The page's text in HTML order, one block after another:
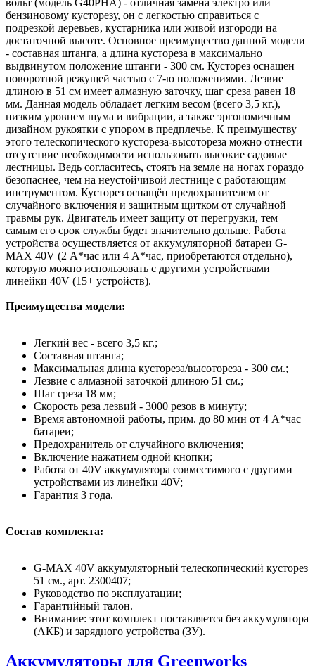
вольт (модель G40PHA) - отличная замена электро или
бензиновому кусторезу, он с легкостью справиться с
подрезкой деревьев, кустарника или живой изгороди на
достаточной высоте. Основное преимущество данной модели
- составная штанга, а длина кустореза в максимально
выдвинутом положение штанги - 300 см. Кусторез оснащен
поворотной режущей частью с 7-ю положениями. Лезвие
длиною в 51 см имеет алмазную заточку, шаг среза равен 18
мм. Данная модель обладает легким весом (всего 3,5 кг.),
низким уровнем шума и вибрации, а также эргономичным
дизайном рукоятки с упором в предплечье. К преимуществу
этого телескопического кустореза-высотореза можно отнести
отсутствие необходимости использовать высокие садовые
лестницы. Ведь согласитесь, стоять на земле на ногах гораздо
безопаснее, чем на неустойчивой лестнице с работающим
инструментом. Кусторез оснащён предохранителем от
случайного включения и защитным щитком от случайной
травмы рук. Двигатель имеет защиту от перегрузки, тем
самым его срок службы будет значительно дольше. Работа
устройства осуществляется от аккумуляторной батареи G-
MAX 40V (2 А*час или 4 А*час, приобретаются отдельно),
которую можно использовать с другими устройствами
линейки 40V (15+ устройств).
Преимущества модели:
Легкий вес - всего 3,5 кг.;
Составная штанга;
Максимальная длина кустореза/высотореза - 300 см.;
Лезвие с алмазной заточкой длиною 51 см.;
Шаг среза 18 мм;
Скорость реза лезвий - 3000 резов в минуту;
Время автономной работы, прим. до 80 мин от 4 А*час
батареи;
Предохранитель от случайного включения;
Включение нажатием одной кнопки;
Работа от 40V аккумулятора совместимого с другими
устройствами из линейки 40V;
Гарантия 3 года.
Состав комплекта:
G-MAX 40V аккумуляторный телескопический кусторез
51 см., арт. 2300407;
Руководство по эксплуатации;
Гарантийный талон.
Внимание: этот комплект поставляется без аккумулятора
(АКБ) и зарядного устройства (ЗУ).
Аккумуляторы для Greenworks